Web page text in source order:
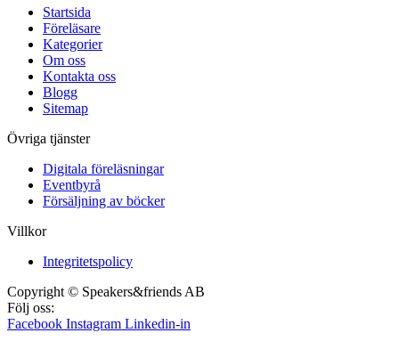
Startsida
Föreläsare
Kategorier
Om oss
Kontakta oss
Blogg
Sitemap
Övriga tjänster
Digitala föreläsningar
Eventbyrå
Försäljning av böcker
Villkor
Integritetspolicy
Copyright © Speakers&friends AB
Följ oss:
Facebook Instagram Linkedin-in